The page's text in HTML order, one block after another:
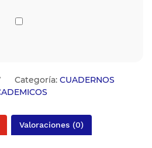
Categoría: CUADERNOS
Valoraciones (0)